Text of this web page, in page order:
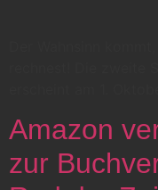
Amazon
zur